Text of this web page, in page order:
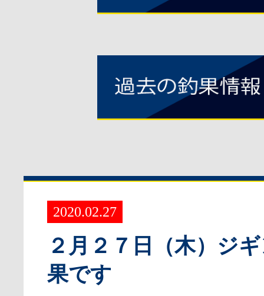
2020.02.27
２月２７日（木）ジ
果です